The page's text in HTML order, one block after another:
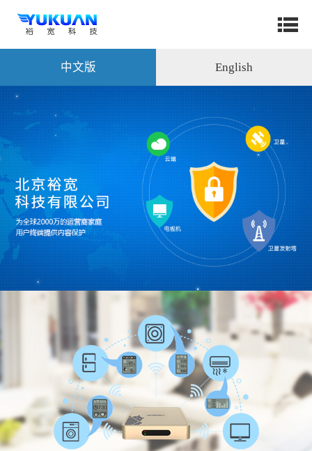
中文版 English